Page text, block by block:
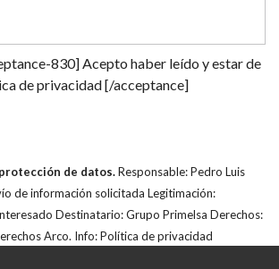
830] Acepto haber leído y estar de
de privacidad[/acceptance]
de datos.Responsable: Pedro Luis
de información solicitada Legitimación:
Destinatario: Grupo Primelsa Derechos:
Arco. Info:Política de privacidad